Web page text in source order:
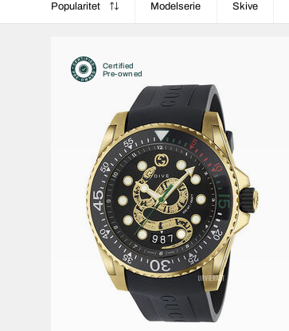
Popularitet Modelserie Skive
Certified
Pre-owned